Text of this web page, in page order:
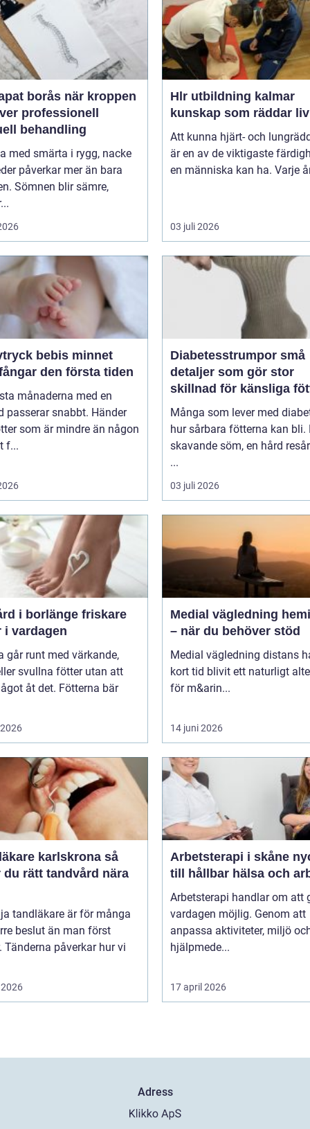
när kroppen
professionell
behandling
med smärta i rygg, nacke
påverkar mer än bara
Sömnen blir sämre,
Hlr utbildning kalmar
kunskap som räddar liv
Att kunna hjärt- och
är en av de viktigaste
en människa kan ha. Varje
03 juli 2026
bebis minnet
den första tiden
månaderna med en
passerar snabbt. Händer
som är mindre än någon
f...
Diabetesstrumpor små
detaljer som gör stor
skillnad för känsliga
Många som lever med
hur sårbara fötterna kan bli.
skavande söm, en hård
...
03 juli 2026
i borlänge friskare
i vardagen
går runt med värkande,
svullna fötter utan att
åt det. Fötterna bär
Medial vägledning
– när du behöver stöd
Medial vägledning distans
kort tid blivit ett naturligt
för m&arin...
14 juni 2026
karlskrona så
du rätt tandvård nära
tandläkare är för många
beslut än man först
Tänderna påverkar hur vi
Arbetsterapi i skåne nyckeln
till hållbar hälsa och
Arbetsterapi handlar om att
vardagen möjlig. Genom att
anpassa aktiviteter, miljö
hjälpmede...
17 april 2026
Adress